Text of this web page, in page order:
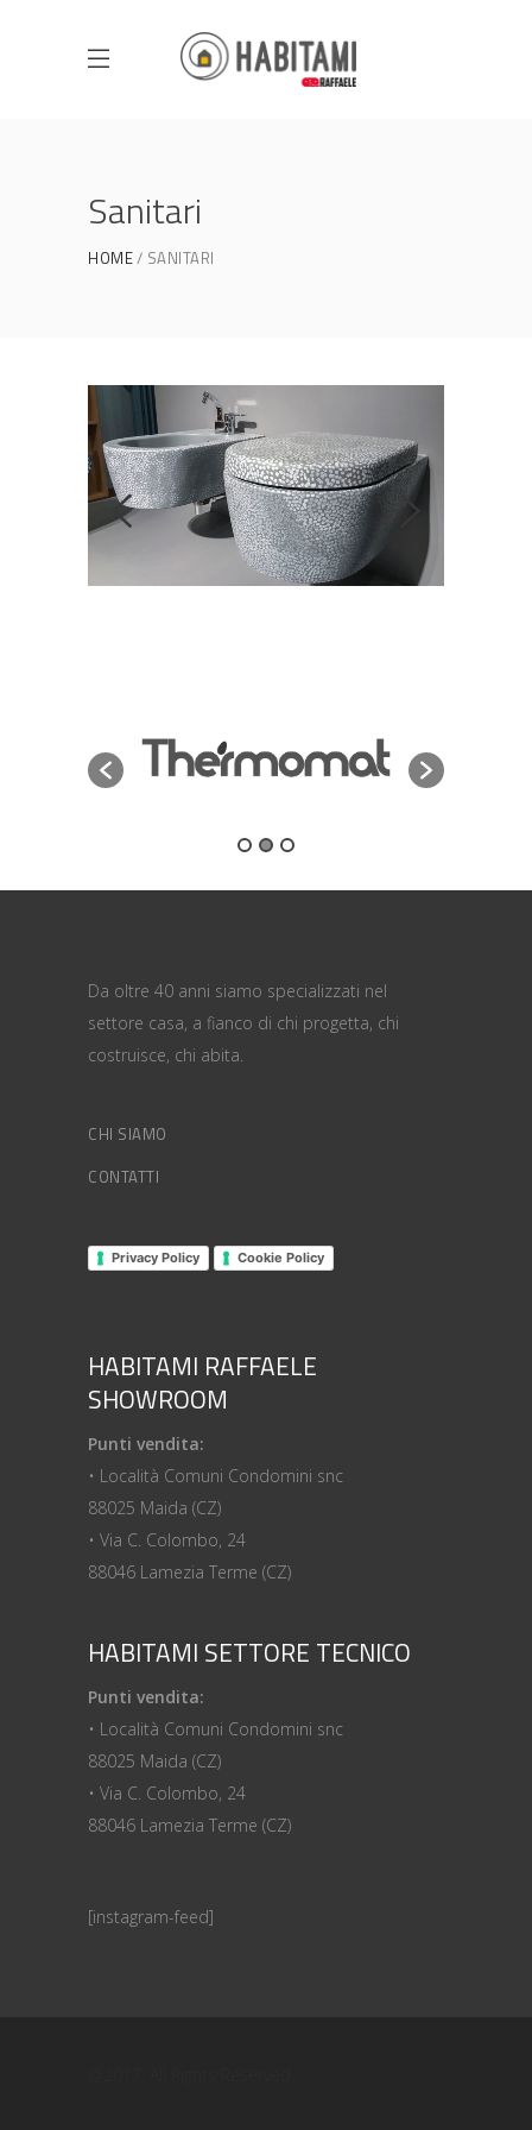
Sanitari
HOME SANITARI
Da oltre 40 anni siamo specializzati nel
settore casa, a fianco di chi progetta, chi
costruisce, chi abita.
CHI SIAMO
CONTATTI
Privacy Policy Cookie Policy
HABITAMI RAFFAELE
SHOWROOM
Punti vendita:
• Località Comuni Condomini snc
88025 Maida (CZ)
• Via C. Colombo, 24
88046 Lamezia Terme (CZ)
HABITAMI SETTORE TECNICO
Punti vendita:
• Località Comuni Condomini snc
88025 Maida (CZ)
• Via C. Colombo, 24
88046 Lamezia Terme (CZ)
[instagram-feed]